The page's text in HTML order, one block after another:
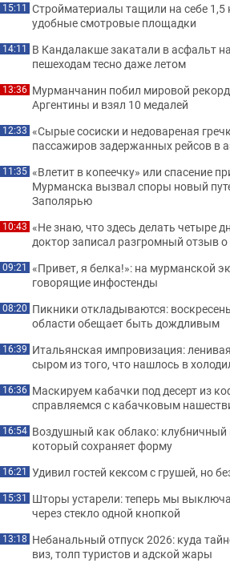
15:11 Стройматериалы тащили на себе
удобные смотровые площадки
14:11 В Кандалакше закатали в асфальт
пешеходам тесно даже летом
13:36 Мурманчанин побил мировой
Аргентины и взял 10 медалей
12:33 «Сырые сосиски и недовареная
пассажиров задержанных рейсов в
11:35 «Влетит в копеечку» или спасение
Мурманска вызвал споры новый
Заполярью
10:43 «Не знаю, что здесь делать четыре
доктор записал разгромный отзыв о
09:21 «Привет, я белка!»: на мурманской
говорящие инфостенды
08:20 Пикники откладываются:
области обещает быть дождливым
16:39 Итальянская импровизация:
сыром из того, что нашлось в
16:36 Маскируем кабачки под десерт из
справляемся с кабачковым
16:54 Воздушный как облако:
который сохраняет форму
16:21 Удивил гостей кексом с грушей, но
15:31 Шторы устарели: теперь мы
через стекло одной кнопкой
13:18 Небанальный отпуск 2026: куда
виз, толп туристов и адской жары